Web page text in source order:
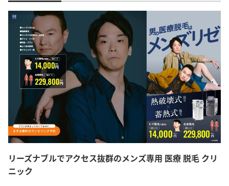
リーズナブルでアクセス抜群のメンズ専用 医療 脱毛 クリ
ニック